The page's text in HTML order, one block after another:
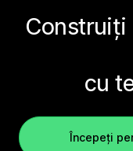
Construiți
cu
Începeți